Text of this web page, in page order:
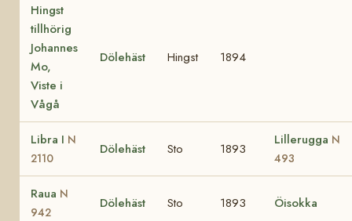
Hingst
tillhörig
Johannes
Mo,
Viste i
Vågå
Dölehäst Hingst 1894
Libra I N
2110
Dölehäst Sto 1893
Lillerugga N
493
Raua N
942
Dölehäst Sto 1893 Öisokka